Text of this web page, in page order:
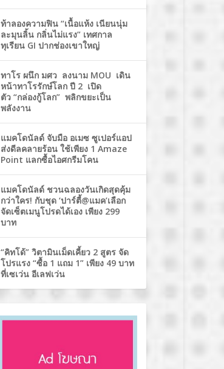
ท้าลองความฟิน “เนื้อแห้ง เนียนนุ่ม
ละมุนลิ้น กลิ่นไม่แรง” เทศกาล
ทุเรียน GI ปากช่องเขาใหญ่
ทาโร ผนึก มศว ลงนาม MOU เดิน
หน้าทาโรรักษ์โลก ปี 2 เปิด
ตัว “กล่องกู้โลก” พลิกขยะเป็น
พลังงาน
แมคโดนัลด์ จับมือ อเมซ ซูเปอร์แอป
ส่งดีลคลายร้อน ใช้เพียง 1 Amaze
Point แลกซื้อไอศกรีมโคน
แมคโดนัลด์ ชวนฉลองวันเกิดสุดคุ้ม
กว่าใคร! กับชุด ‘ปาร์ตี้@แมค’เลือก
จัดเซ็ตเมนูโปรดได้เอง เพียง 299
บาท
“คิทโด้” วิตามินเม็ดเคี้ยว 2 สูตร จัด
โปรแรง “ซื้อ 1 แถม 1” เพียง 49 บาท
ที่เซเว่น อีเลฟเว่น